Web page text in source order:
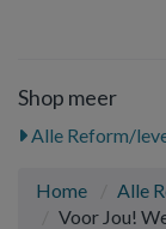
Shop meer
Alle Reform/
Home
Alle
Voor Jou!